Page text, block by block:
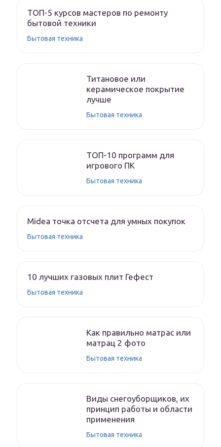
ТОП-5 курсов мастеров по ремонту
бытовой техники
Бытовая техника
Титановое или
керамическое покрытие
лучше
Бытовая техника
ТОП-10 программ для
игрового ПК
Бытовая техника
Midea точка отсчета для умных покупок
Бытовая техника
10 лучших газовых плит Гефест
Бытовая техника
Как правильно матрас или
матрац 2 фото
Бытовая техника
Виды снегоуборщиков, их
принцип работы и области
применения
Бытовая техника